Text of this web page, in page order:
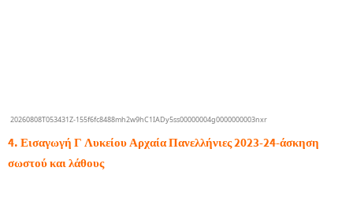
4. Εισαγωγή Γ Λυκείου Αρχαία Πανελλήνιες 2023-24-άσκηση
σωστού και λάθους